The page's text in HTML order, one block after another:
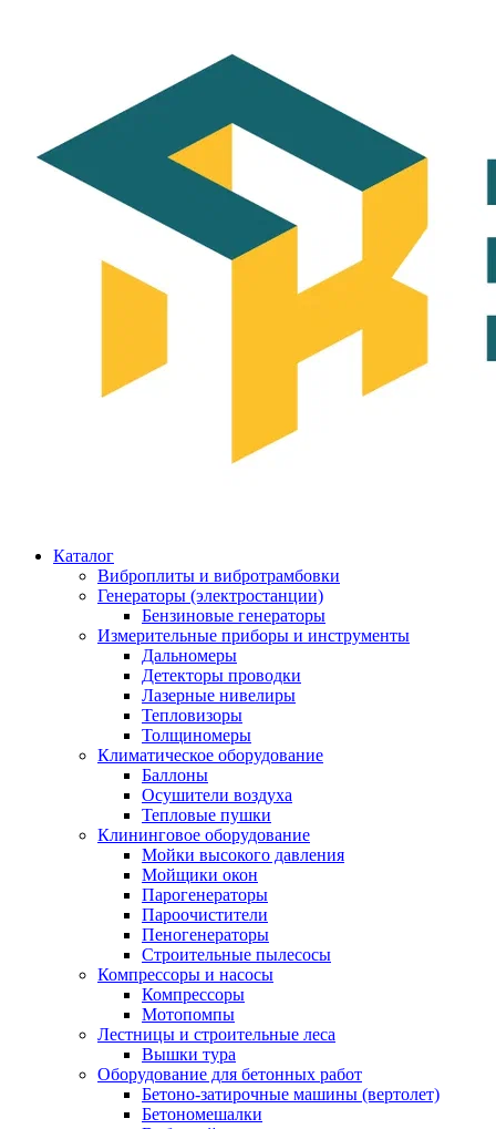
Каталог
Виброплиты и вибротрамбовки
Генераторы (электростанции)
Бензиновые генераторы
Измерительные приборы и инструменты
Дальномеры
Детекторы проводки
Лазерные нивелиры
Тепловизоры
Толщиномеры
Климатическое оборудование
Баллоны
Осушители воздуха
Тепловые пушки
Клининговое оборудование
Мойки высокого давления
Мойщики окон
Парогенераторы
Пароочистители
Пеногенераторы
Строительные пылесосы
Компрессоры и насосы
Компрессоры
Мотопомпы
Лестницы и строительные леса
Вышки тура
Оборудование для бетонных работ
Бетоно-затирочные машины (вертолет)
Бетономешалки